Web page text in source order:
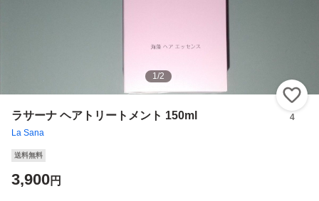
1/2
ラサーナ ヘアトリートメント 150ml
La Sana
4
送料無料
3,900円